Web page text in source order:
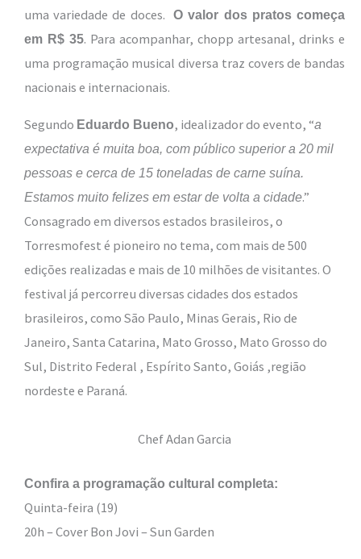
uma variedade de doces.O valor dos pratos começa
em R$ 35. Para acompanhar, chopp artesanal, drinks e
uma programação musical diversa traz covers de bandas
nacionais e internacionais.
Segundo Eduardo Bueno, idealizador do evento, “a
expectativa é muita boa, com público superior a 20 mil
pessoas e cerca de 15 toneladas de carne suína.
Estamos muito felizes em estar de volta a cidade.”
Consagrado em diversos estados brasileiros, o
Torresmofest é pioneiro no tema, com mais de 500
edições realizadas e mais de 10 milhões de visitantes. O
festival já percorreu diversas cidades dos estados
brasileiros, como São Paulo, Minas Gerais, Rio de
Janeiro, Santa Catarina, Mato Grosso, Mato Grosso do
Sul, Distrito Federal , Espírito Santo, Goiás ,região
nordeste e Paraná.
Chef Adan Garcia
Confira a programação cultural completa:
Quinta-feira (19)
20h – Cover Bon Jovi – Sun Garden